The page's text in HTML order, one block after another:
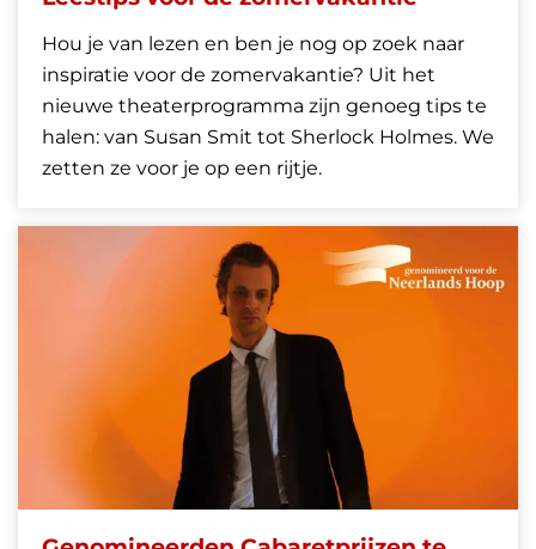
Hou je van lezen en ben je nog op zoek naar
inspiratie voor de zomervakantie? Uit het
nieuwe theaterprogramma zijn genoeg tips te
halen: van Susan Smit tot Sherlock Holmes. We
zetten ze voor je op een rijtje.